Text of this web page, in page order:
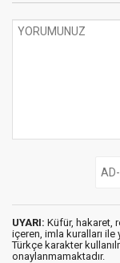
UYARI: Küfür, hakaret,
içeren, imla kuralları ile
Türkçe karakter
onaylanmamaktadır.